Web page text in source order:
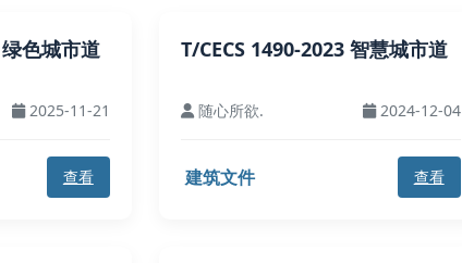
色城市道
2025-11-21
查看
T/CECS 1490-2023 智慧城市道
随心所欲. 2024-12-04
建筑文件 查看